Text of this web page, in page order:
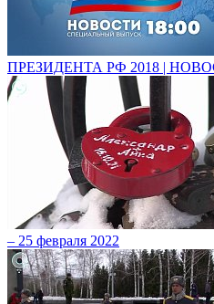
ПРЕЗИДЕНТА РФ 2018 |
– 25 февраля 2022